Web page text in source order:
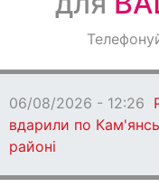
Оголошення
06/08/2026 - 12:26
вдарили по
районі